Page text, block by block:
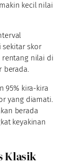
kecil nilai
sekitar skor
rentang nilai di
berada.
95% kira-kira
yang diamati.
berada
keyakinan
Klasik